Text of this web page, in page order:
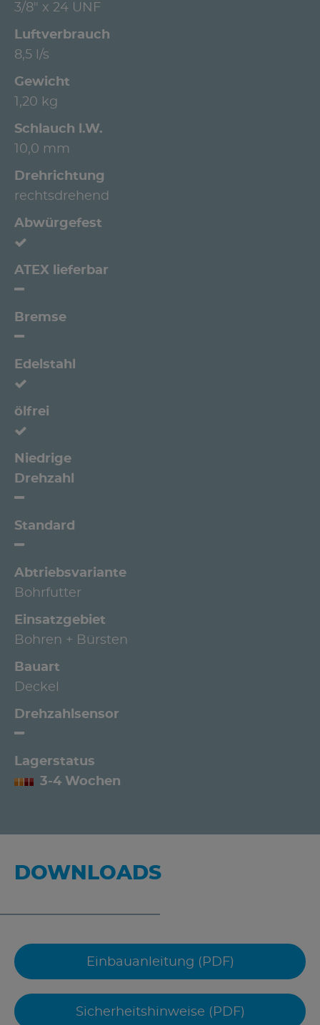
3/8" x 24 UNF
Luftverbrauch
8,5 l/s
Gewicht
1,20 kg
Schlauch l.W.
10,0 mm
Drehrichtung
rechtsdrehend
Abwürgefest
ATEX lieferbar
Bremse
Edelstahl
ölfrei
Niedrige
Drehzahl
Standard
Abtriebsvariante
Bohrfutter
Einsatzgebiet
Bohren + Bürsten
Bauart
Deckel
Drehzahlsensor
Lagerstatus
3-4 Wochen
DOWNLOADS
Einbauanleitung (PDF)
Sicherheitshinweise (PDF)